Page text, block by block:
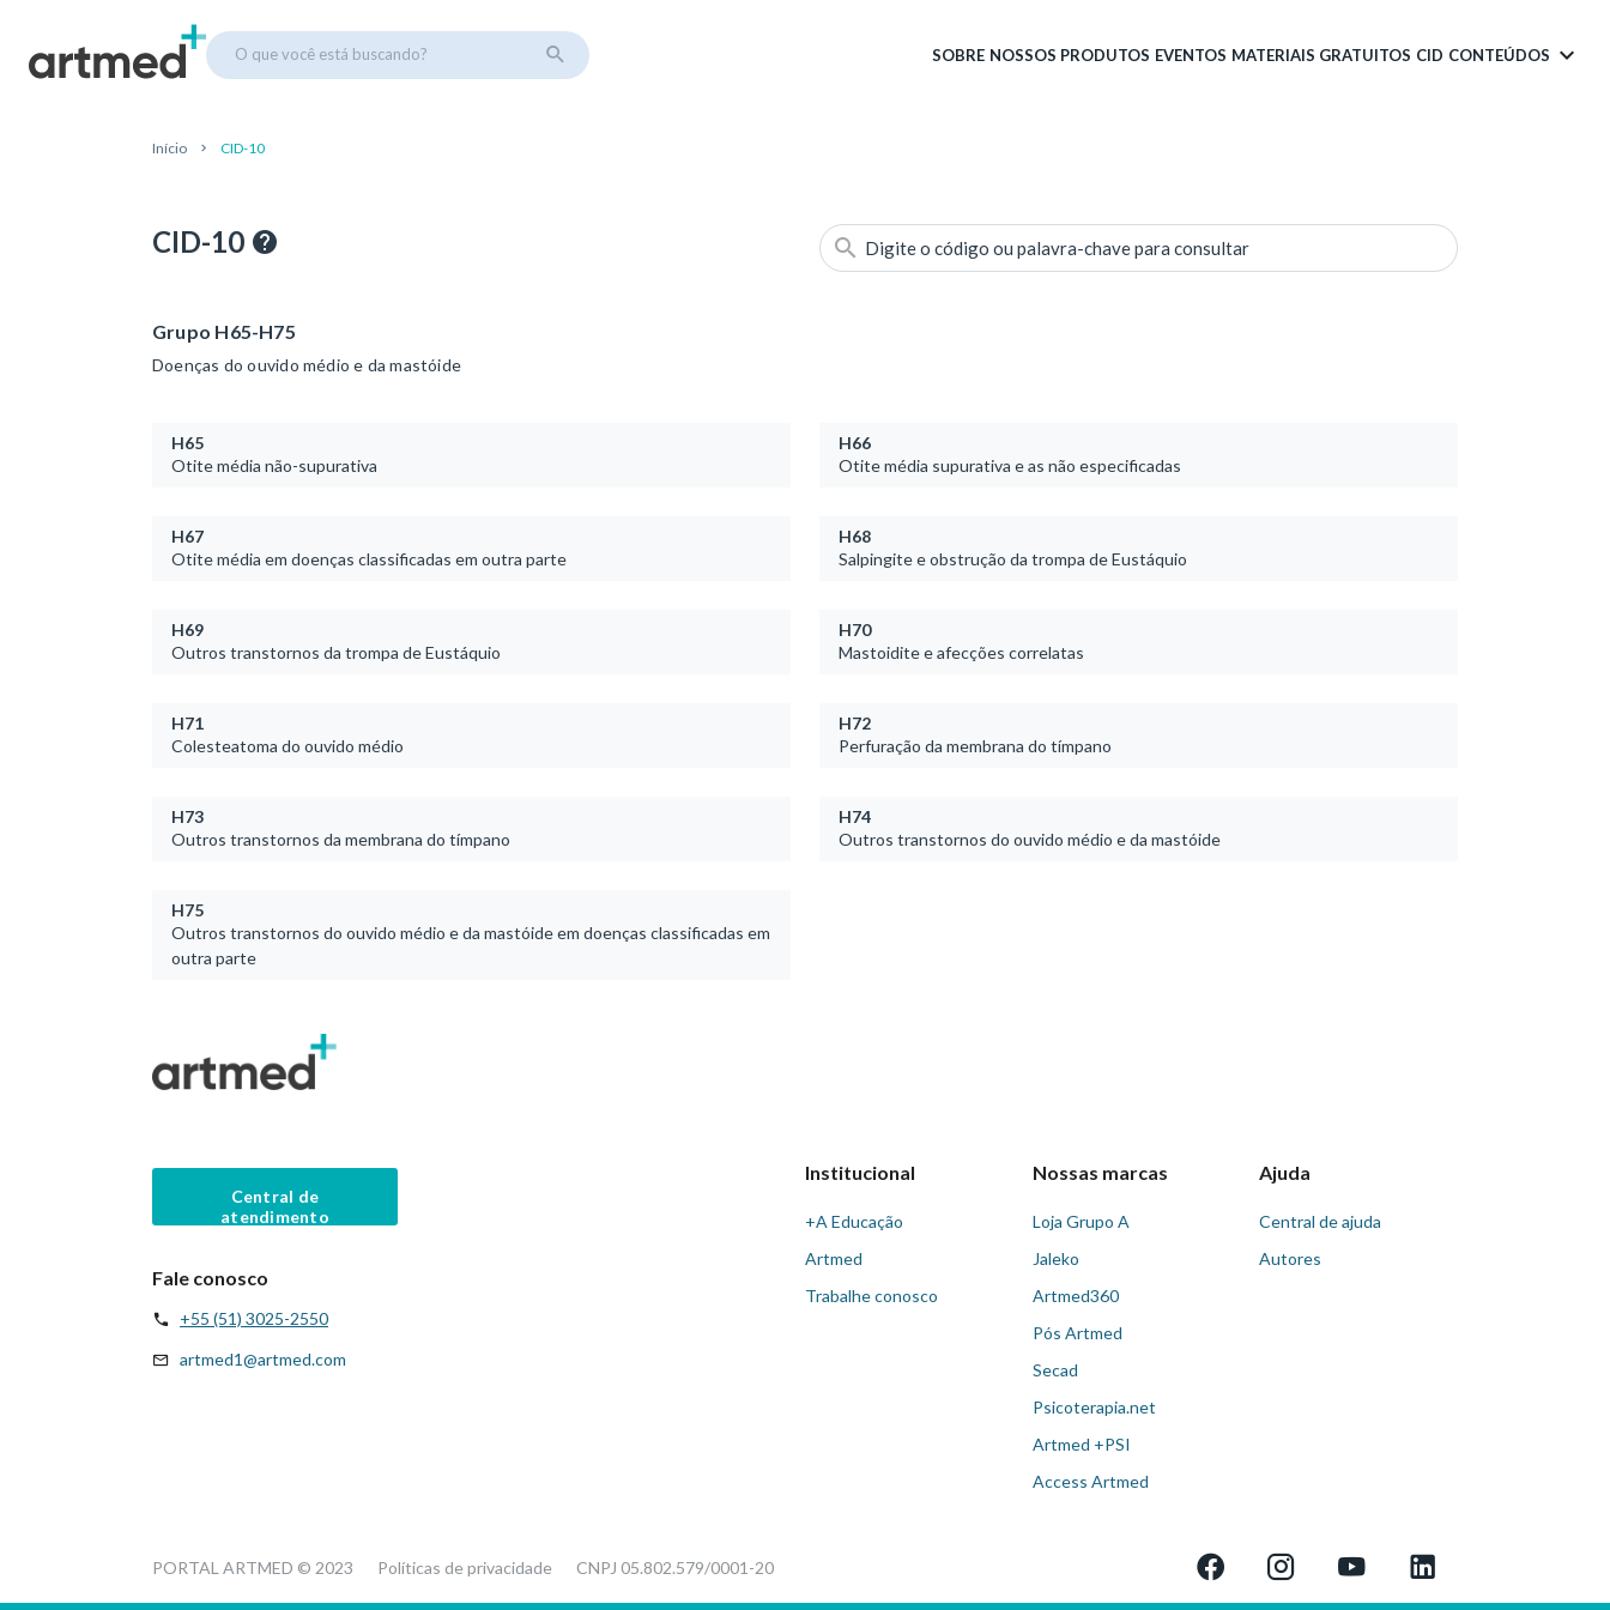
O que você está buscando? SOBRE NOSSOS PRODUTOS EVENTOS MATERIAIS GRATUITOS CID CONTEÚDOS
Início CID-10
CID-10 Digite o código ou palavra-chave para consultar
Grupo H65-H75
Doenças do ouvido médio e da mastóide
H65
Otite média não-supurativa
H66
Otite média supurativa e as não especificadas
H67
Otite média em doenças classificadas em outra parte
H68
Salpingite e obstrução da trompa de Eustáquio
H69
Outros transtornos da trompa de Eustáquio
H70
Mastoidite e afecções correlatas
H71
Colesteatoma do ouvido médio
H72
Perfuração da membrana do tímpano
H73
Outros transtornos da membrana do tímpano
H74
Outros transtornos do ouvido médio e da mastóide
H75
Outros transtornos do ouvido médio e da mastóide em doenças classificadas em
outra parte
Central de
atendimento
Fale conosco
+55 (51) 3025-2550
artmed1@artmed.com
Institucional
+A Educação
Artmed
Trabalhe conosco
Nossas marcas
Loja Grupo A
Jaleko
Artmed360
Pós Artmed
Secad
Psicoterapia.net
Artmed +PSI
Access Artmed
Ajuda
Central de ajuda
Autores
PORTAL ARTMED © 2023 Políticas de privacidade CNPJ 05.802.579/0001-20